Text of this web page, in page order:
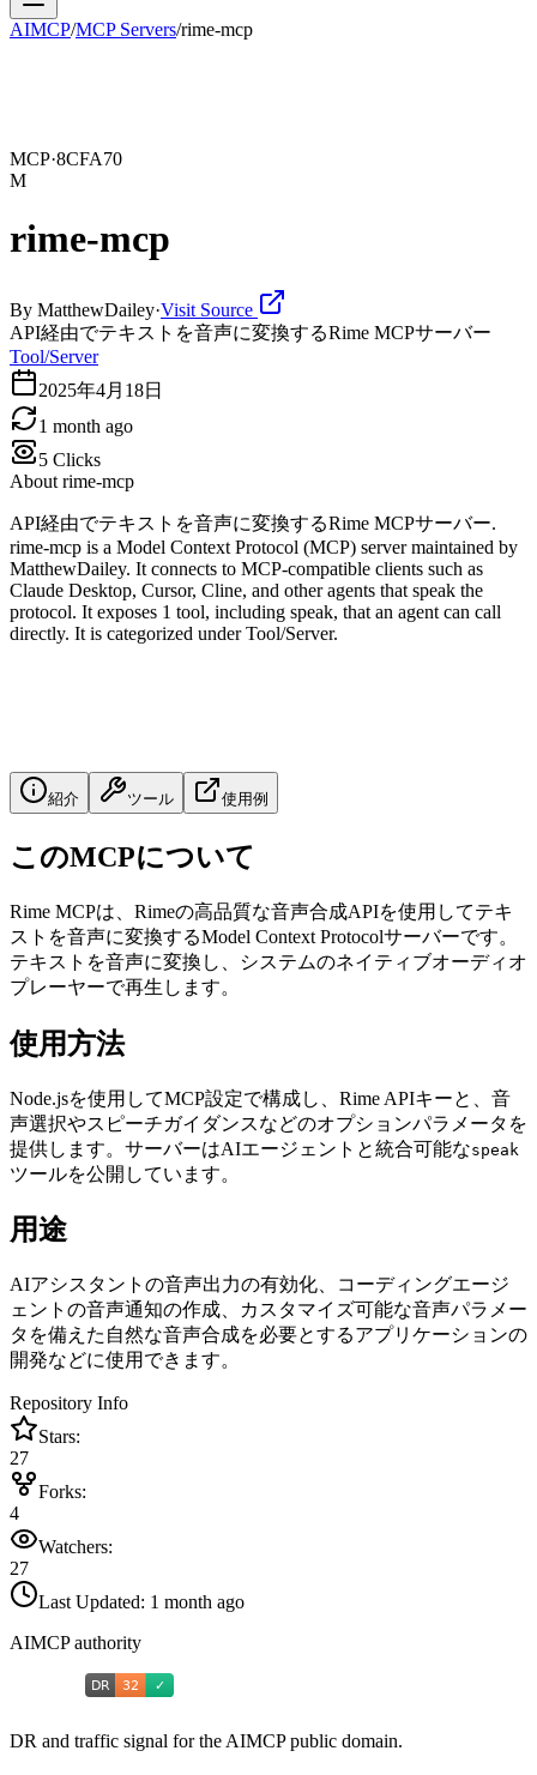
AIMCP/MCP Servers/rime-mcp
MCP·8CFA70
M
rime-mcp
By MatthewDailey·Visit Source
API経由でテキストを音声に変換するRime MCPサーバー
Tool/Server
2025年4月18日
1 month ago
5 Clicks
About rime-mcp
API経由でテキストを音声に変換するRime MCPサーバー.
rime-mcp is a Model Context Protocol (MCP) server maintained by
MatthewDailey. It connects to MCP-compatible clients such as
Claude Desktop, Cursor, Cline, and other agents that speak the
protocol. It exposes 1 tool, including speak, that an agent can call
directly. It is categorized under Tool/Server.
紹介 ツール 使用例
このMCPについて
Rime MCPは、Rimeの高品質な音声合成APIを使用してテキ
ストを音声に変換するModel Context Protocolサーバーです。
テキストを音声に変換し、システムのネイティブオーディオ
プレーヤーで再生します。
使用方法
Node.jsを使用してMCP設定で構成し、Rime APIキーと、音
声選択やスピーチガイダンスなどのオプションパラメータを
提供します。サーバーはAIエージェントと統合可能なspeak
ツールを公開しています。
用途
AIアシスタントの音声出力の有効化、コーディングエージ
ェントの音声通知の作成、カスタマイズ可能な音声パラメー
タを備えた自然な音声合成を必要とするアプリケーションの
開発などに使用できます。
Repository Info
Stars:
27
Forks:
4
Watchers:
27
Last Updated: 1 month ago
AIMCP authority
DR and traffic signal for the AIMCP public domain.